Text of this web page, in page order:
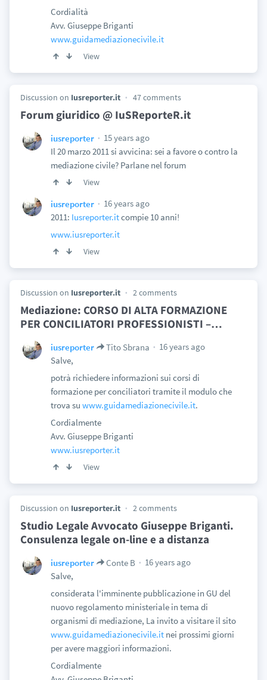
Cordialità
Avv. Giuseppe Briganti
www.guidamediazionecivile.it
View
Discussion on Iusreporter.it 47 comments
Forum giuridico @ IuSReporteR.it
iusreporter
15 years ago
Il 20 marzo 2011 si avvicina: sei a favore o contro la
mediazione civile? Parlane nel forum
View
iusreporter
16 years ago
2011: Iusreporter.itcompie 10 anni!
www.iusreporter.it
View
Discussion on Iusreporter.it 2 comments
Mediazione: CORSO DI ALTA FORMAZIONE
PER CONCILIATORI PROFESSIONISTI –…
iusreporter Tito Sbrana
16 years ago
Salve,
potrà richiedere informazioni sui corsi di
formazione per conciliatori tramite il modulo che
trova su www.guidamediazionecivile.it.
Cordialmente
Avv. Giuseppe Briganti
www.iusreporter.it
View
Discussion on Iusreporter.it 2 comments
Studio Legale Avvocato Giuseppe Briganti.
Consulenza legale on-line e a distanza
iusreporter Conte B
16 years ago
Salve,
considerata l'imminente pubblicazione in GU del
nuovo regolamento ministeriale in tema di
organismi di mediazione, La invito a visitare il sito
www.guidamediazionecivile.itnei prossimi giorni
per avere maggiori informazioni.
Cordialmente